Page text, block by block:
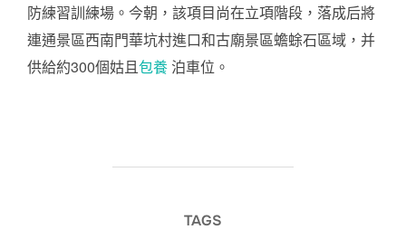
防練習訓練場。今朝，該項目尚在立項階段，落成后將
連通景區西南門華坑村進口和古廟景區蟾蜍石區域，并
供給約300個姑且包養 泊車位。
TAGS